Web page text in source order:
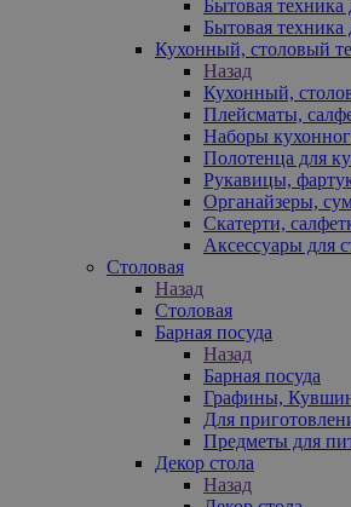
Бытовая техника
Бытовая техника
Кухонный, столовый
Назад
Кухонный,
Плейсматы,
Наборы
Полотенца для
Рукавицы,
Органайзеры,
Скатерти,
Аксессуары для
Столовая
Назад
Столовая
Барная посуда
Назад
Барная посуда
Графины,
Для
Предметы для
Декор стола
Назад